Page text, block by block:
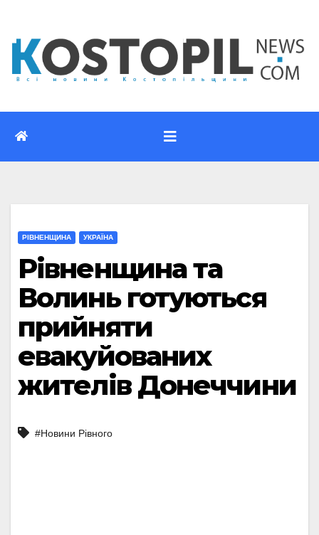
вмісту
РІВНЕНЩИНА УКРАЇНА
Рівненщина та
Волинь готуються
прийняти
евакуйованих
жителів Донеччини
#Новини Рівного